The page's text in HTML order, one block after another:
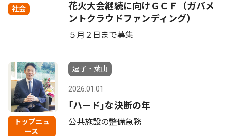
社会
花火大会継続に向けＧＣＦ（ガバメ
ントクラウドファンディング）
５月２日まで募集
トップニュ
ース
逗子・葉山
2026.01.01
｢ハード｣な決断の年
公共施設の整備急務